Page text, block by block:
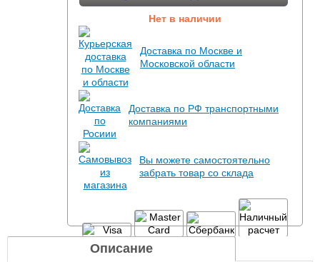
Нет в наличии
Доставка по Москве и
Московской области
Доставка по РФ транспортными
компаниями
Вы можете самостоятельно
забрать товар со склада
Описание